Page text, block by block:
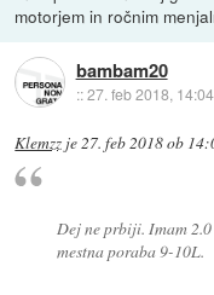
motorjem in ročnim
bambam20
::27. feb 2018, 14:04
Klemzz je 27. feb 2018 ob
Dej ne prbiji. Imam
mestna poraba 9-10L.